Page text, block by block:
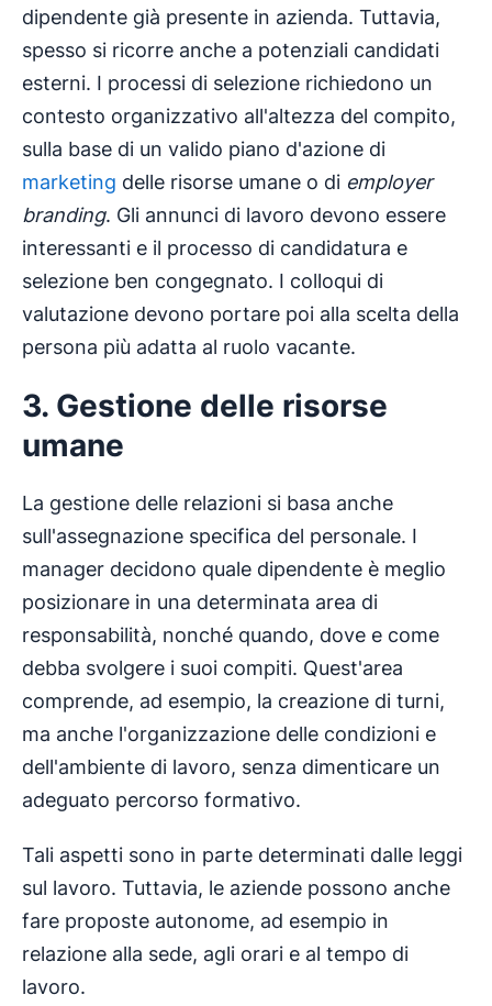
dipendente già presente in azienda. Tuttavia,
spesso si ricorre anche a potenziali candidati
esterni. I processi di selezione richiedono un
contesto organizzativo all'altezza del compito,
sulla base di un valido piano d'azione di
marketing delle risorse umane o di employer
branding. Gli annunci di lavoro devono essere
interessanti e il processo di candidatura e
selezione ben congegnato. I colloqui di
valutazione devono portare poi alla scelta della
persona più adatta al ruolo vacante.
3. Gestione delle risorse
umane
La gestione delle relazioni si basa anche
sull'assegnazione specifica del personale. I
manager decidono quale dipendente è meglio
posizionare in una determinata area di
responsabilità, nonché quando, dove e come
debba svolgere i suoi compiti. Quest'area
comprende, ad esempio, la creazione di turni,
ma anche l'organizzazione delle condizioni e
dell'ambiente di lavoro, senza dimenticare un
adeguato percorso formativo.
Tali aspetti sono in parte determinati dalle leggi
sul lavoro. Tuttavia, le aziende possono anche
fare proposte autonome, ad esempio in
relazione alla sede, agli orari e al tempo di
lavoro.